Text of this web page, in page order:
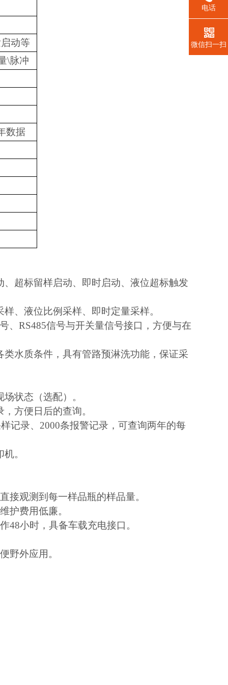
动等
\脉冲
数据
超标留样启动、即时启动、液位超标触发
、液位比例采样、即时定量采样。
、RS485信号与开关量信号接口，方便与在
水质条件，具有管路预淋洗功能，保证采
状态（选配）。
方便日后的查询。
记录、2000条报警记录，可查询两年的每
。
接观测到每一样品瓶的样品量。
护费用低廉。
48小时，具备车载充电接口。
野外应用。
电话
微信扫一扫